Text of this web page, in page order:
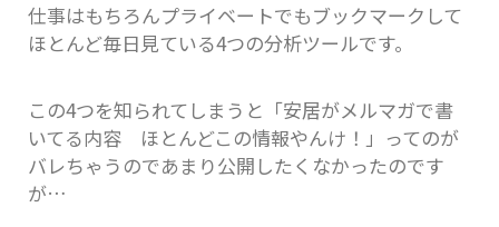
仕事はもちろんプライベートでもブックマークして
ほとんど毎日見ている4つの分析ツールです。
この4つを知られてしまうと「安居がメルマガで書
いてる内容 ほとんどこの情報やんけ！」ってのが
バレちゃうのであまり公開したくなかったのです
が…